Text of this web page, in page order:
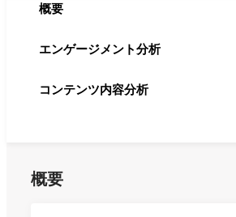
概要
エンゲージメント分析
コンテンツ内容分析
概要